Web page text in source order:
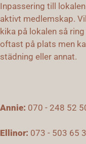
Inpassering till
aktivt medlemskap.
kika på lokalen så
oftast på plats men
städning eller annat.
Annie: 070 - 248 52
Ellinor: 073 - 503 65